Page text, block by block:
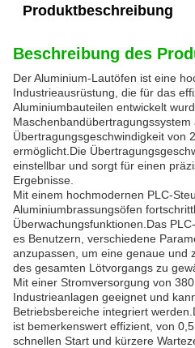
Produktbeschreibung
Beschreibung des
Der Aluminium-Lautöfen ist eine
Industrieausrüstung, die für das
Aluminiumbauteilen entwickelt
Übertragungsgeschwindigkeit von
ermöglicht.Die
einstellbar und sorgt für einen
Ergebnisse.
Mit einem hochmodernen PLC-
Aluminiumbrassungsöfen
Überwachungsfunktionen.Das
es Benutzern, verschiedene
anzupassen, um eine genaue und
des gesamten Lötvorgangs zu
Mit einer Stromversorgung von
Industrieanlagen geeignet und
Betriebsbereiche integriert
ist bemerkenswert effizient, von
schnellen Start und kürzere